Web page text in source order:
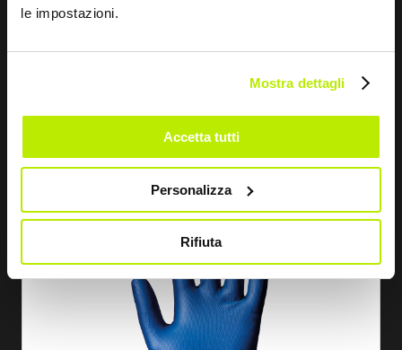
le impostazioni.
Mostra dettagli
Accetta tutti
Personalizza
Rifiuta
GUANTE BLUE PRIME
MA2126